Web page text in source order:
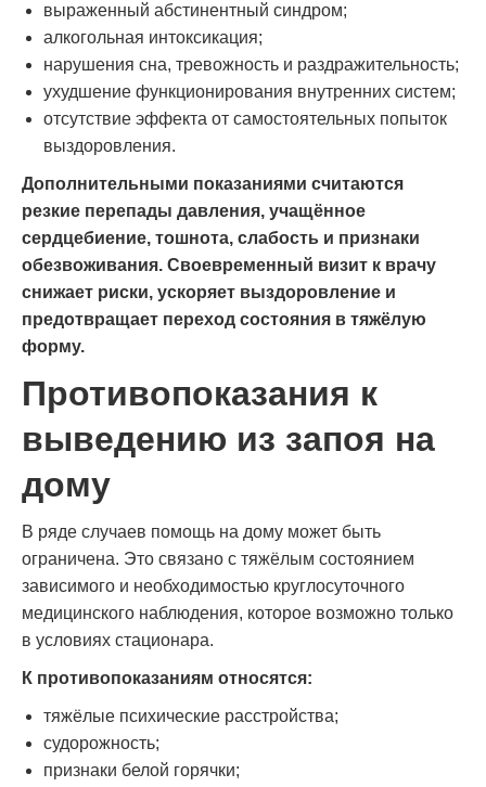
выраженный абстинентный синдром;
алкогольная интоксикация;
нарушения сна, тревожность и раздражительность;
ухудшение функционирования внутренних систем;
отсутствие эффекта от самостоятельных попыток
выздоровления.
Дополнительными показаниями считаются
резкие перепады давления, учащённое
сердцебиение, тошнота, слабость и признаки
обезвоживания. Своевременный визит к врачу
снижает риски, ускоряет выздоровление и
предотвращает переход состояния в тяжёлую
форму.
Противопоказания к
выведению из запоя на
дому
В ряде случаев помощь на дому может быть
ограничена. Это связано с тяжёлым состоянием
зависимого и необходимостью круглосуточного
медицинского наблюдения, которое возможно только
в условиях стационара.
К противопоказаниям относятся:
тяжёлые психические расстройства;
судорожность;
признаки белой горячки;